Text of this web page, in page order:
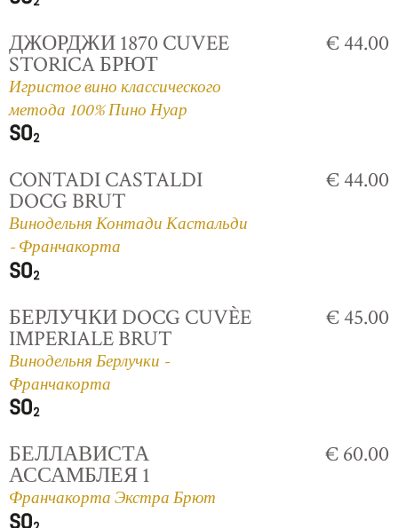
ДЖОРДЖИ 1870 CUVEE
STORICA БРЮТ
Игристое вино классического
метода 100% Пино Нуар
€ 44.00
CONTADI CASTALDI
DOCG BRUT
Винодельня Контади Кастальди
- Франчакорта
€ 44.00
БЕРЛУЧКИ DOCG CUVÈE
IMPERIALE BRUT
Винодельня Берлучки -
Франчакорта
€ 45.00
БЕЛЛАВИСТА
АССАМБЛЕЯ 1
Франчакорта Экстра Брют
€ 60.00